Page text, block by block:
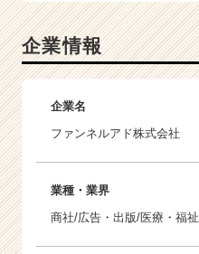
企業情報
企業名
ファンネルアド株式会社
業種・業界
商社/広告・出版/医療・福祉